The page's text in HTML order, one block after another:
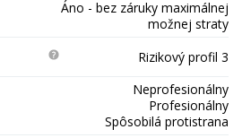
Áno - bez záruky maximálnej
možnej straty
Rizikový profil 3
Neprofesionálny
Profesionálny
Spôsobilá protistrana